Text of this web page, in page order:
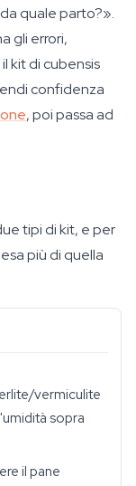
quale parto?».
gli errori,
kit di cubensis
confidenza
, poi passa ad
tipi di kit, e per
più di quella
vermiculite
sopra
il pane